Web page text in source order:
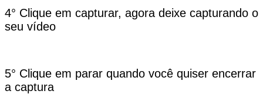
4° Clique em capturar, agora deixe capturando o
seu vídeo
5° Clique em parar quando você quiser encerrar
a captura